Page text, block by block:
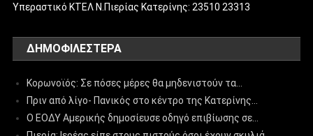
Υπεραστικό ΚΤΕΛ Ν.Πιερίας Κατερίνης: 23510 23313
ΔΗΜΟΦΙΛΈΣΤΕΡΑ
Κορωνοϊός: Σε πόσες μέρες θα μηδενιστούν τα…
Πριν από λίγο- Πανικός στο κέντρο της Κατερίνης…
Ο ΕΟΔΥ Αμερικής δημοσίευσε οδηγό επιβίωσης σε…